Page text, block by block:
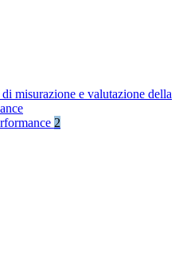
di misurazione e valutazione della
2